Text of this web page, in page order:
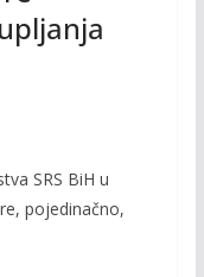
SRS BiH u
pojedinačno,